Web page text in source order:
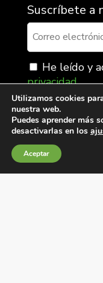
Suscríbete a
He leído y
privacidad.
Utilizamos cookies
nuestra web.
Puedes aprender más
desactivarlas en los
Aceptar